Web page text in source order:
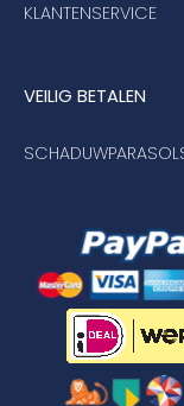
KLANTENSERVICE
VEILIG BETALEN